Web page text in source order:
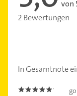
von
2 Bewertungen
In Gesamtnote
5.0